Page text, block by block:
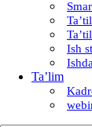
Ish
Ta’lim